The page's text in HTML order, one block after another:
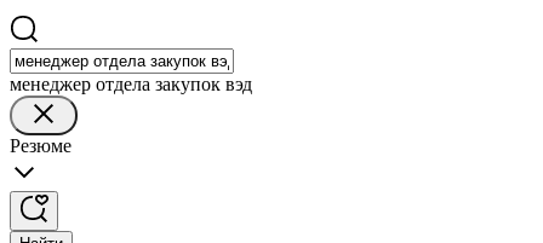
менеджер отдела закупок вэд
Резюме